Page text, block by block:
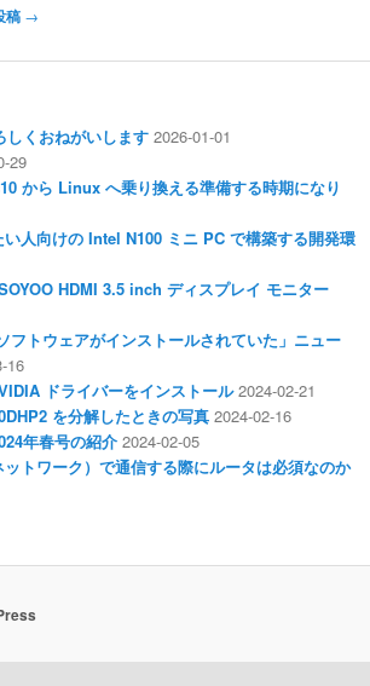
稿 →
しくおねがいします 2026-01-01
29
から Linux へ乗り換える準備する時期になり
人向けの Intel N100 ミニ PC で構築する開発環
HDMI 3.5 inch ディスプレイ モニター
フトウェアがインストールされていた」ニュー
16
ドライバーをインストール 2024-02-21
を分解したときの写真 2024-02-16
年春号の紹介 2024-02-05
トワーク）で通信する際にルータは必須なのか